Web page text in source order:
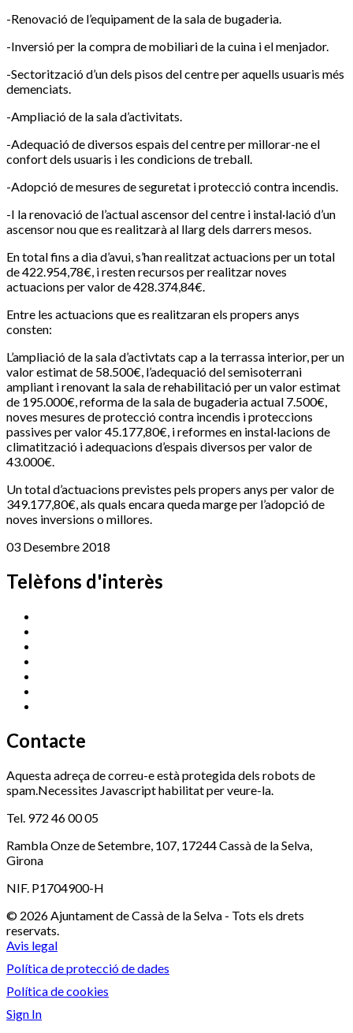
-Renovació de l’equipament de la sala de bugaderia.
-Inversió per la compra de mobiliari de la cuina i el menjador.
-Sectorització d’un dels pisos del centre per aquells usuaris més
demenciats.
-Ampliació de la sala d’activitats.
-Adequació de diversos espais del centre per millorar-ne el
confort dels usuaris i les condicions de treball.
-Adopció de mesures de seguretat i protecció contra incendis.
-I la renovació de l’actual ascensor del centre i instal·lació d’un
ascensor nou que es realitzarà al llarg dels darrers mesos.
En total fins a dia d’avui, s’han realitzat actuacions per un total
de 422.954,78€, i resten recursos per realitzar noves
actuacions per valor de 428.374,84€.
Entre les actuacions que es realitzaran els propers anys
consten:
L’ampliació de la sala d’activtats cap a la terrassa interior, per un
valor estimat de 58.500€, l’adequació del semisoterrani
ampliant i renovant la sala de rehabilitació per un valor estimat
de 195.000€, reforma de la sala de bugaderia actual 7.500€,
noves mesures de protecció contra incendis i proteccions
passives per valor 45.177,80€, i reformes en instal·lacions de
climatització i adequacions d’espais diversos per valor de
43.000€.
Un total d’actuacions previstes pels propers anys per valor de
349.177,80€, als quals encara queda marge per l’adopció de
noves inversions o millores.
03 Desembre 2018
Telèfons d'interès
Contacte
Aquesta adreça de correu-e està protegida dels robots de
spam.Necessites Javascript habilitat per veure-la.
Tel. 972 46 00 05
Rambla Onze de Setembre, 107, 17244 Cassà de la Selva,
Girona
NIF. P1704900-H
© 2026 Ajuntament de Cassà de la Selva - Tots els drets
reservats.
Avis legal
Política de protecció de dades
Política de cookies
Sign In